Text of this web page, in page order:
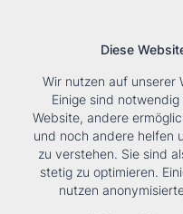
Tools
HOME › PRODUKTE ›
LUFTHEIZER TOPWING
Diese
Wir nutzen auf unserer
Einige sind
Website, andere
und noch andere helfen
zu verstehen. Sie sind
stetig zu optimieren.
nutzen